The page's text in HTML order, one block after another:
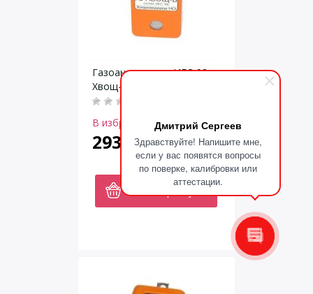
Дмитрий Сергеев
Здравствуйте! Напишите мне,
если у вас появятся вопросы
по поверке, калибровки или
аттестации.
Газоанализатор ИГС-98
Хвощ-В
В избранное
29376 руб.